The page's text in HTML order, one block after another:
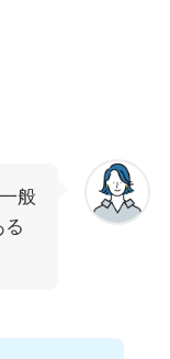
般
る